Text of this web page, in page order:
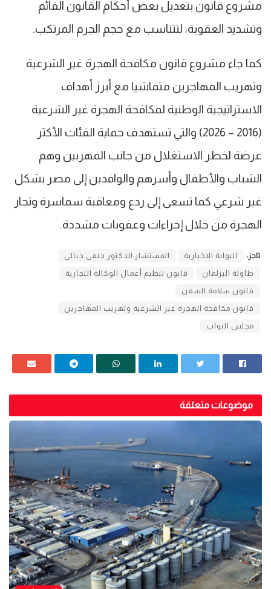
مشروع قانون بتعديل بعض أحكام القانون القائم
وتشديد العقوبة، لتتناسب مع حجم الجرم المرتكب.
كما جاء مشروع قانون مكافحة الهجرة غير الشرعية
وتهريب المهاجرين متماشيا مع أبرز أهداف
الاستراتيجية الوطنية لمكافحة الهجرة غير الشرعية
(2016 – 2026) والتي تستهدف حماية الفئات الأكثر
عرضة لخطر الاستغلال من جانب المهربين وهم
الشباب والأطفال وأسرهم والوافدين إلى مصر بشكل
غير شرعي كما تسعى إلى ردع ومعاقبة سماسرة وتجار
الهجرة من خلال إجراءات وعقوبات مشددة.
تاجز: البوابة الاخبارية المستشار الدكتور حنفي جبالي
طاولة البرلمان قانون تنظيم أعمال الوكالة التجارية
قانون سلامة السفن
قانون مكافحة الهجرة غير الشرعية وتهريب المهاجرين
مجلس النواب
موضوعات متعلقة